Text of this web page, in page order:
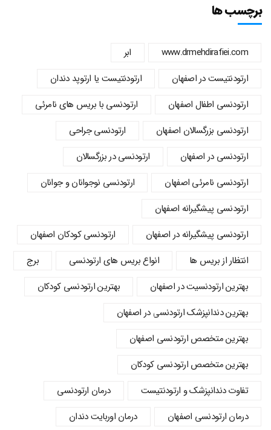
برچسب ها
www.drmehdirafiei.com
ابر
ارتودنتیست در اصفهان
ارتودنتیست یا ارتوپد دندان
ارتودنسي اطفال اصفهان
ارتودنسی با بریس های نامرئی
ارتودنسی بزرگسالان اصفهان
ارتودنسی جراحی
ارتودنسی در اصفهان
ارتودنسی در بزرگسالان
ارتودنسی نامرئی اصفهان
ارتودنسی نوجوانان و جوانان
ارتودنسی پیشگیرانه اصفهان
ارتودنسی پیشگیرانه در اصفهان
ارتودنسی کودکان اصفهان
انتظار از بریس ها
انواع بریس های ارتودنسی
برج
بهترین ارتودنسیت در اصفهان
بهترین ارتودنسی کودکان
بهترین دندانپزشک ارتودنسی در اصفهان
بهترین متخصص ارتودنسی اصفهان
بهترین متخصص ارتودنسی کودکان
تفاوت دندانپزشک و ارتودنتیست
درمان ارتودنسی
درمان ارتودنسی اصفهان
درمان اوربایت دندان